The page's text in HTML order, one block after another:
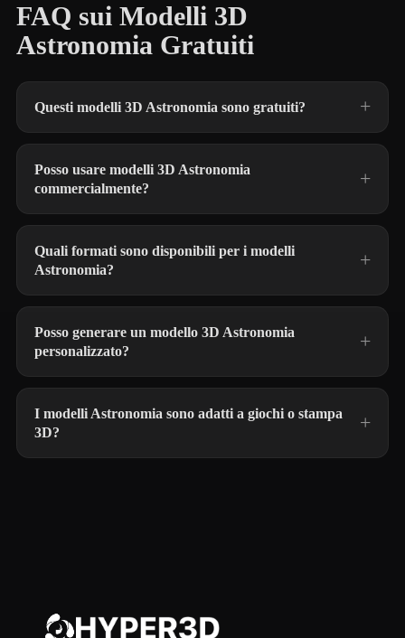
FAQ sui Modelli 3D
Astronomia Gratuiti
Questi modelli 3D Astronomia sono gratuiti?
Posso usare modelli 3D Astronomia
commercialmente?
Quali formati sono disponibili per i modelli
Astronomia?
Posso generare un modello 3D Astronomia
personalizzato?
I modelli Astronomia sono adatti a giochi o stampa
3D?